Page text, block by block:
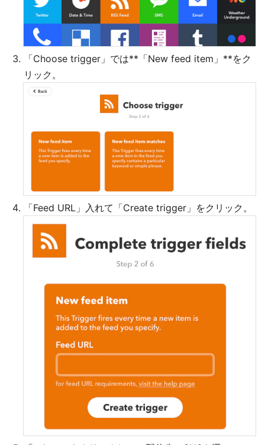
「Choose trigger」では**「New feed item」**をク
リック。
「Feed URL」入れて「Create trigger」をクリック。